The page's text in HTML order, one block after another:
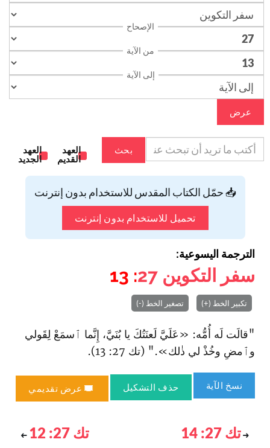
الإصحاح
من الآية
إلى الآية
عرض
بحث
العهد
القديم
العهد
الجديد
📥 حمّل الكتاب المقدس للاستخدام بدون إنترنت
تحميل للاستخدام بدون إنترنت
الترجمة اليسوعية:
سفر التكوين 27
: 13
تكبير الخط (+) تصغير الخط (-)
"قالَت لَه أُمُّه: «عَلَيَّ لَعنَتُكَ يا بُنَيَّ، إِنَّما ٱسمَعْ لِقَولي
وٱمضِ وخُذْ لي ذٰلك»." (تك 27: 13).
نسخ الآية حذف التشكيل عرض تقديمي
تك 27: 14 تك 27: 12